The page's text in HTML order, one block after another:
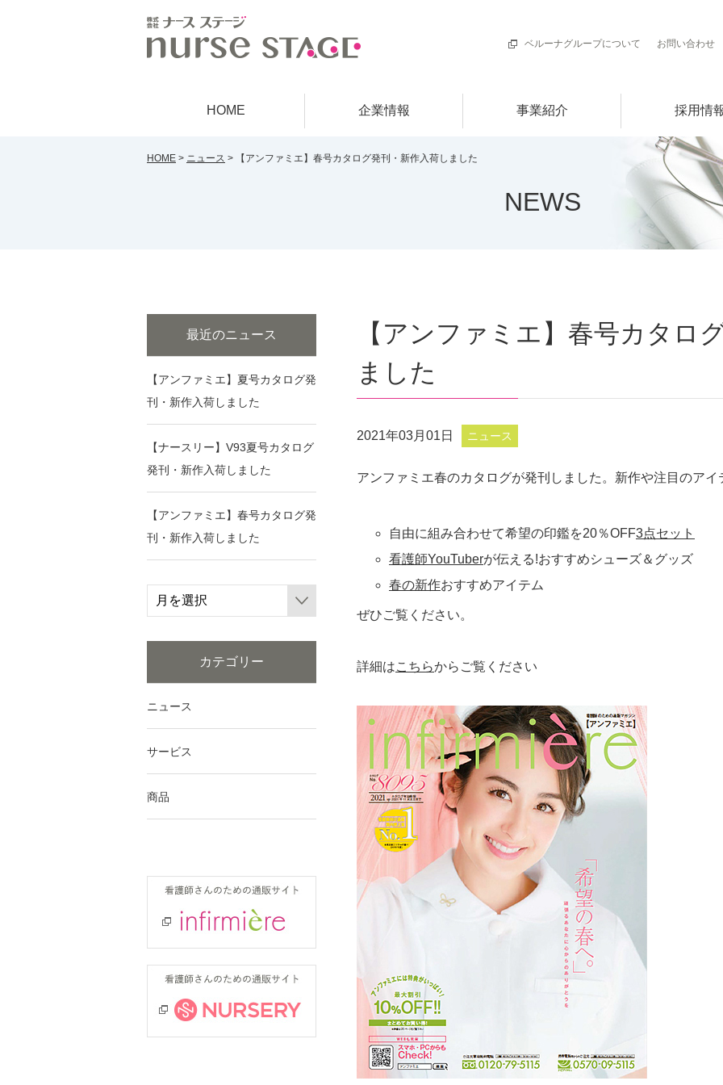
ベルーナグループについて お問い合わせ
HOME 企業情報 事業紹介 採用情
HOME > ニュース > 【アンファミエ】春号カタログ発刊・新作入荷しました
NEWS
【アンファミエ】春号カタロ
ました
2021年03月01日 ニュース
アンファミエ春のカタログが発刊しました。新作や注目のアイ
自由に組み合わせて希望の印鑑を20％OFF3点セット
看護師YouTuberが伝える!おすすめシューズ＆グッズ
春の新作おすすめアイテム
ぜひご覧ください。
詳細はこちらからご覧ください
最近のニュース
【アンファミエ】夏号カタログ発
刊・新作入荷しました
【ナースリー】V93夏号カタログ
発刊・新作入荷しました
【アンファミエ】春号カタログ発
刊・新作入荷しました
イ
カテゴリー
ニュース
サービス
商品